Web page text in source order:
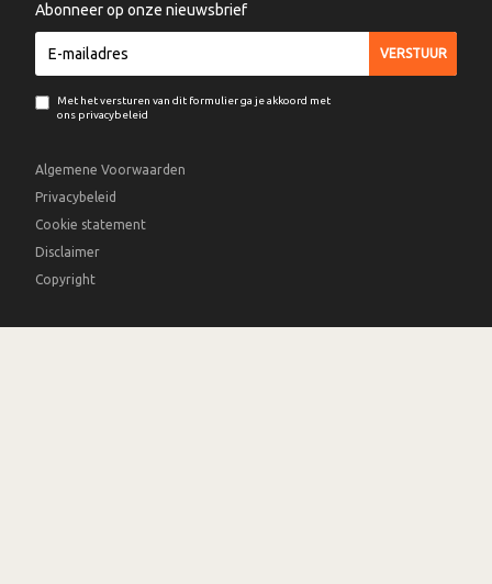
Abonneer op onze nieuwsbrief
Met het versturen van dit formulier ga je akkoord met
ons privacybeleid
Algemene Voorwaarden
Privacybeleid
Cookie statement
Disclaimer
Copyright